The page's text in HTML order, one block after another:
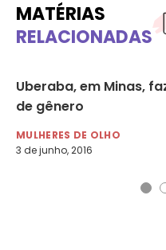
MATÉRIAS
RELACIONADAS
Uberaba, em Minas,
de gênero
MULHERES DE OLHO
3 de junho, 2016